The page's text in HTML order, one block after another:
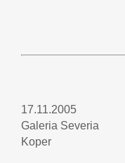
17.11.2005
Galeria Severia
Koper